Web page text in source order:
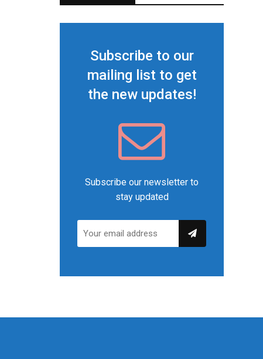
Subscribe to our
mailing list to get
the new updates!
Subscribe our newsletter to
stay updated